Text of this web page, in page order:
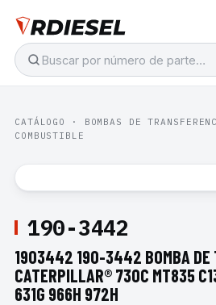
CATÁLOGO · BOMBAS DE
COMBUSTIBLE
190-3442
1903442 190-3442 BOMBA DE
CATERPILLAR® 730C MT835
631G 966H 972H